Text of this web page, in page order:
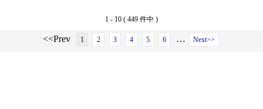
1 - 10 ( 449 件中 )
<<Prev 1 2 3 4 5 6 … Next>>